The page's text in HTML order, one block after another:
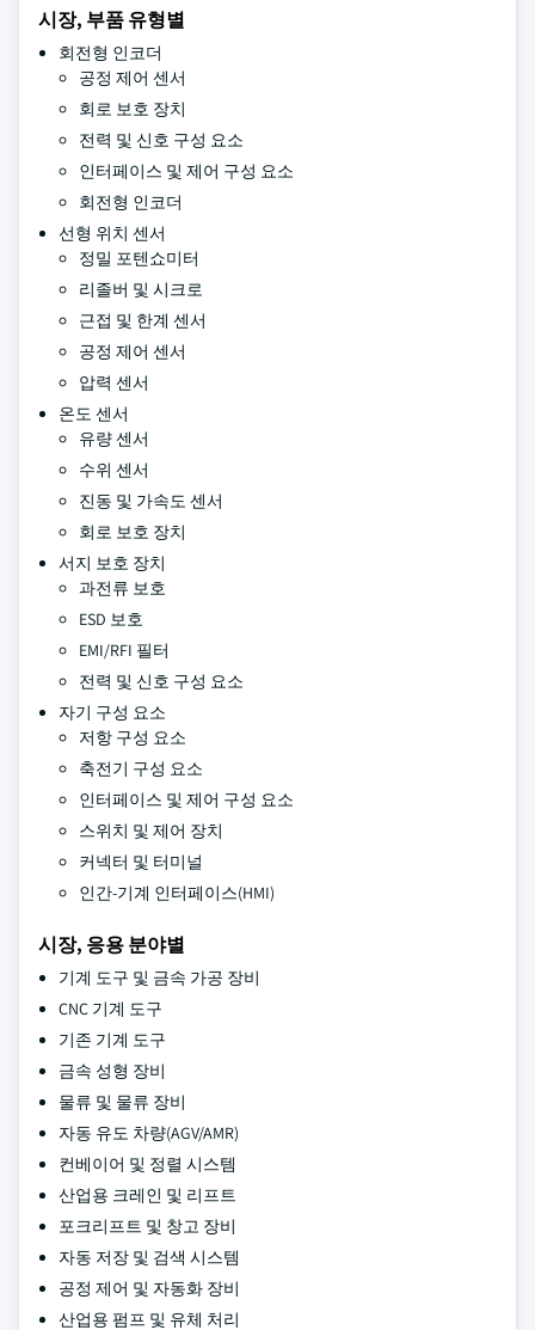
시장, 부품 유형별
회전형 인코더
공정 제어 센서
회로 보호 장치
전력 및 신호 구성 요소
인터페이스 및 제어 구성 요소
회전형 인코더
선형 위치 센서
정밀 포텐쇼미터
리졸버 및 시크로
근접 및 한계 센서
공정 제어 센서
압력 센서
온도 센서
유량 센서
수위 센서
진동 및 가속도 센서
회로 보호 장치
서지 보호 장치
과전류 보호
ESD 보호
EMI/RFI 필터
전력 및 신호 구성 요소
자기 구성 요소
저항 구성 요소
축전기 구성 요소
인터페이스 및 제어 구성 요소
스위치 및 제어 장치
커넥터 및 터미널
인간-기계 인터페이스(HMI)
시장, 응용 분야별
기계 도구 및 금속 가공 장비
CNC 기계 도구
기존 기계 도구
금속 성형 장비
물류 및 물류 장비
자동 유도 차량(AGV/AMR)
컨베이어 및 정렬 시스템
산업용 크레인 및 리프트
포크리프트 및 창고 장비
자동 저장 및 검색 시스템
공정 제어 및 자동화 장비
산업용 펌프 및 유체 처리